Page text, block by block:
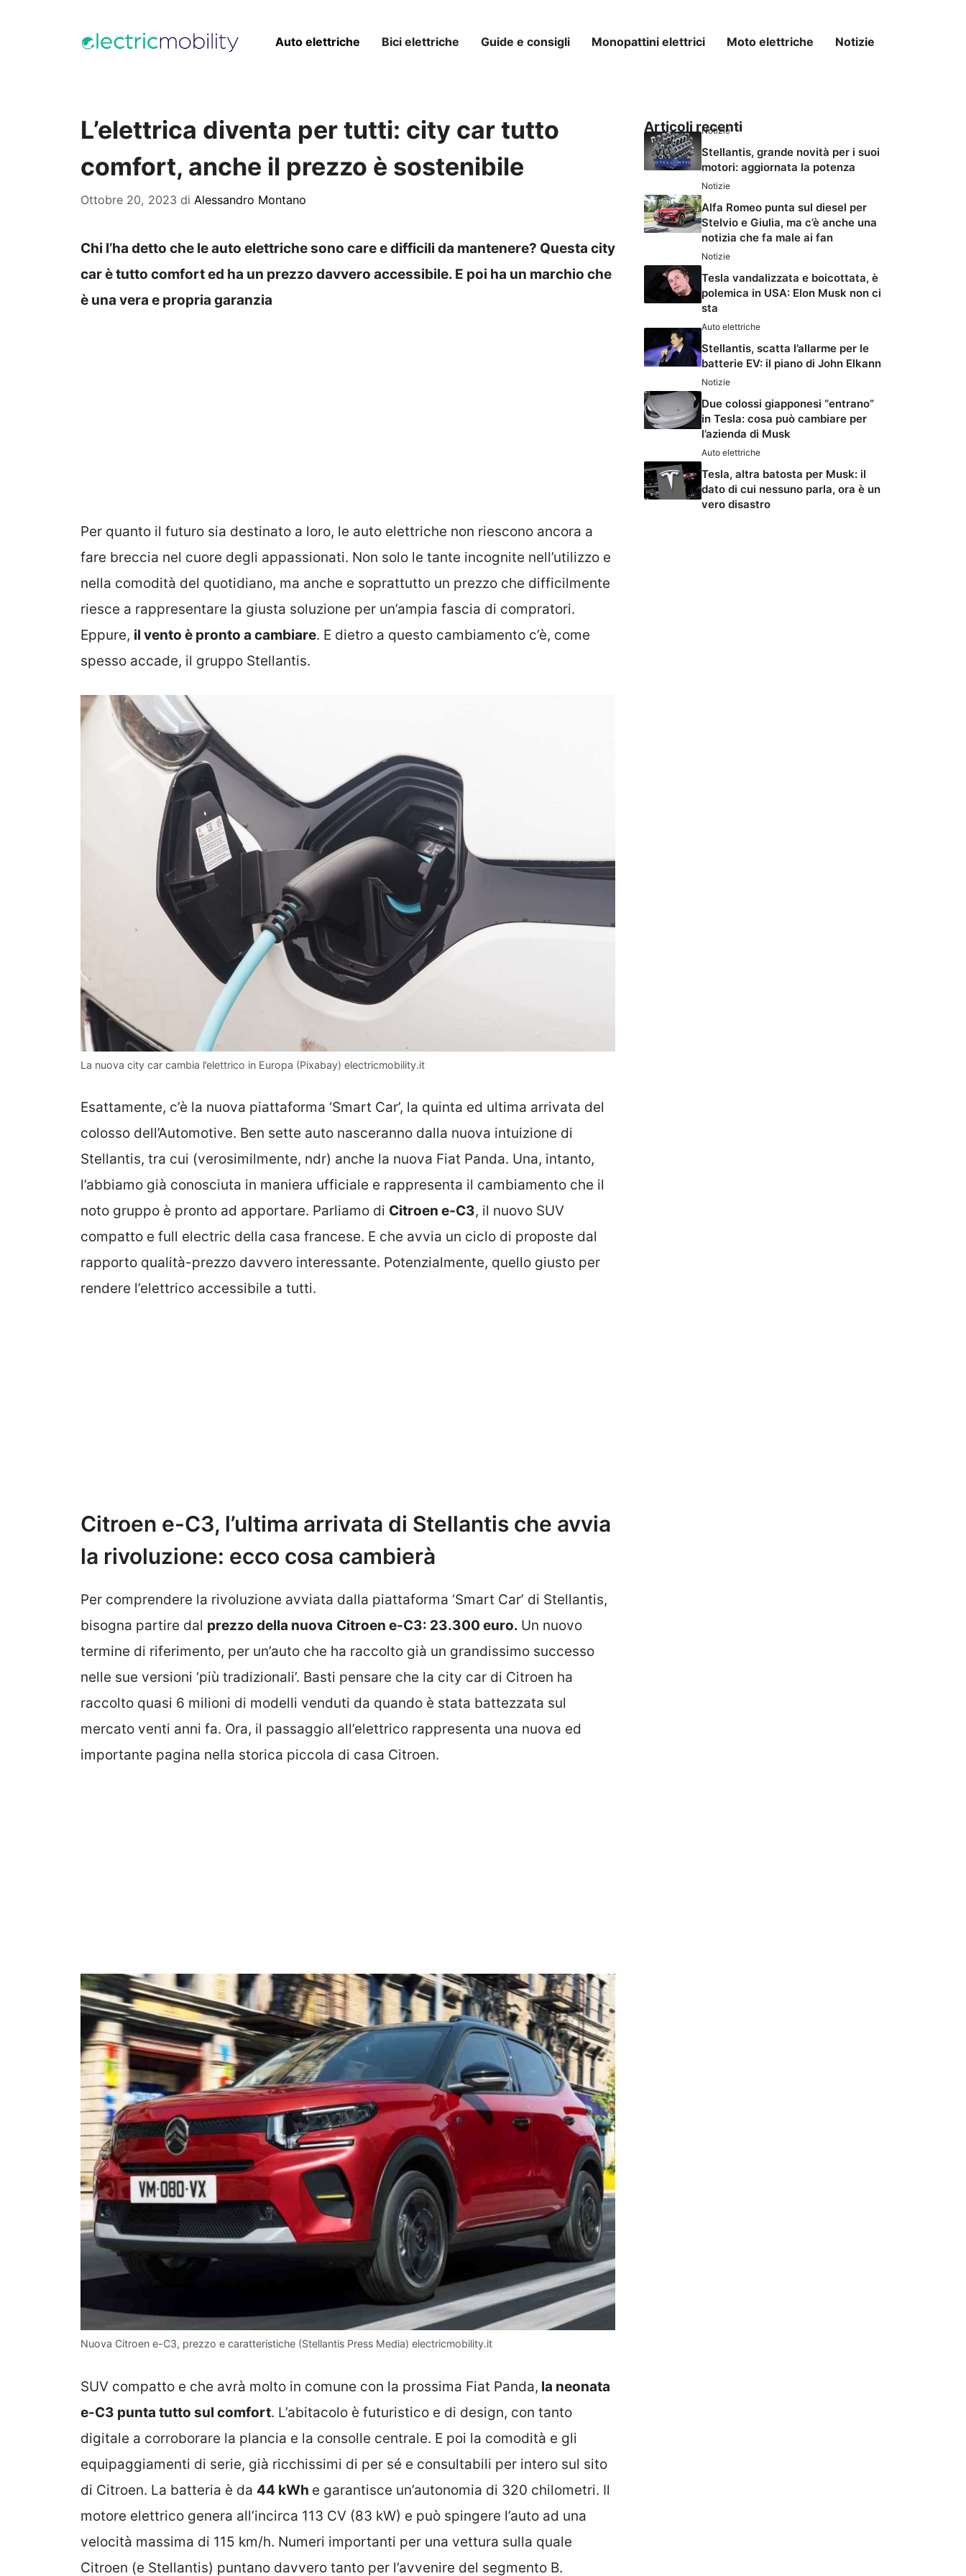
Auto elettriche Bici elettriche Guide e consigli Monopattini elettrici Moto elettriche Notizie
L’elettrica diventa per tutti: city car tutto
comfort, anche il prezzo è sostenibile
Ottobre 20, 2023 di Alessandro Montano
Chi l’ha detto che le auto elettriche sono care e difficili da mantenere? Questa city
car è tutto comfort ed ha un prezzo davvero accessibile. E poi ha un marchio che
è una vera e propria garanzia
Per quanto il futuro sia destinato a loro, le auto elettriche non riescono ancora a
fare breccia nel cuore degli appassionati. Non solo le tante incognite nell’utilizzo e
nella comodità del quotidiano, ma anche e soprattutto un prezzo che difficilmente
riesce a rappresentare la giusta soluzione per un’ampia fascia di compratori.
Eppure, il vento è pronto a cambiare. E dietro a questo cambiamento c’è, come
spesso accade, il gruppo Stellantis.
La nuova city car cambia l’elettrico in Europa (Pixabay) electricmobility.it
Esattamente, c’è la nuova piattaforma ‘Smart Car’, la quinta ed ultima arrivata del
colosso dell’Automotive. Ben sette auto nasceranno dalla nuova intuizione di
Stellantis, tra cui (verosimilmente, ndr) anche la nuova Fiat Panda. Una, intanto,
l’abbiamo già conosciuta in maniera ufficiale e rappresenta il cambiamento che il
noto gruppo è pronto ad apportare. Parliamo di Citroen e-C3, il nuovo SUV
compatto e full electric della casa francese. E che avvia un ciclo di proposte dal
rapporto qualità-prezzo davvero interessante. Potenzialmente, quello giusto per
rendere l’elettrico accessibile a tutti.
Citroen e-C3, l’ultima arrivata di Stellantis che avvia
la rivoluzione: ecco cosa cambierà
Per comprendere la rivoluzione avviata dalla piattaforma ‘Smart Car’ di Stellantis,
bisogna partire dal prezzo della nuova Citroen e-C3: 23.300 euro. Un nuovo
termine di riferimento, per un’auto che ha raccolto già un grandissimo successo
nelle sue versioni ‘più tradizionali’. Basti pensare che la city car di Citroen ha
raccolto quasi 6 milioni di modelli venduti da quando è stata battezzata sul
mercato venti anni fa. Ora, il passaggio all’elettrico rappresenta una nuova ed
importante pagina nella storica piccola di casa Citroen.
Nuova Citroen e-C3, prezzo e caratteristiche (Stellantis Press Media) electricmobility.it
SUV compatto e che avrà molto in comune con la prossima Fiat Panda, la neonata
e-C3 punta tutto sul comfort. L’abitacolo è futuristico e di design, con tanto
digitale a corroborare la plancia e la consolle centrale. E poi la comodità e gli
equipaggiamenti di serie, già ricchissimi di per sé e consultabili per intero sul sito
di Citroen. La batteria è da 44 kWh e garantisce un’autonomia di 320 chilometri. Il
motore elettrico genera all’incirca 113 CV (83 kW) e può spingere l’auto ad una
velocità massima di 115 km/h. Numeri importanti per una vettura sulla quale
Citroen (e Stellantis) puntano davvero tanto per l’avvenire del segmento B.
Articoli recenti
Notizie
Stellantis, grande novità per i suoi
motori: aggiornata la potenza
Notizie
Alfa Romeo punta sul diesel per
Stelvio e Giulia, ma c’è anche una
notizia che fa male ai fan
Notizie
Tesla vandalizzata e boicottata, è
polemica in USA: Elon Musk non ci
sta
Auto elettriche
Stellantis, scatta l’allarme per le
batterie EV: il piano di John Elkann
Notizie
Due colossi giapponesi “entrano”
in Tesla: cosa può cambiare per
l’azienda di Musk
Auto elettriche
Tesla, altra batosta per Musk: il
dato di cui nessuno parla, ora è un
vero disastro